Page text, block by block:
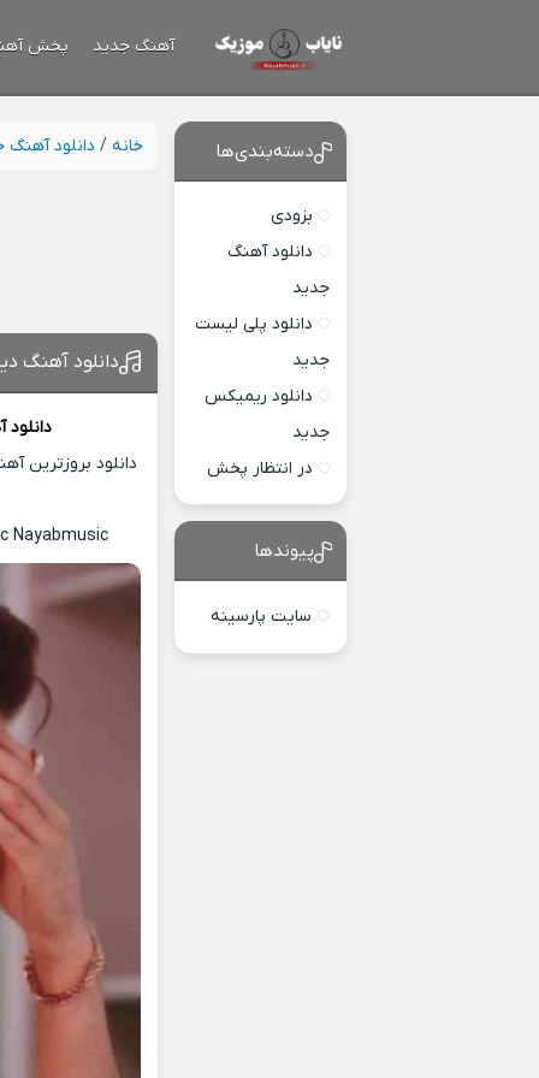
آهنگ جدید پخش
خانه / دانلود آهنگ
دانلود آهنگ
دانلود بروزترین
Nayabmusic
دسته‌بندی‌ها
بزودی
دانلود آهنگ
جدید
دانلود پلی لیست
جدید
دانلود ریمیکس
جدید
در انتظار پخش
پیوندها
سایت پارسینه